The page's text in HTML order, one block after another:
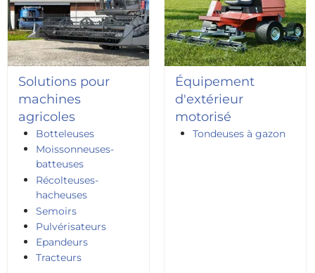
Solutions pour
machines
agricoles
Botteleuses
Moissonneuses-
batteuses
Récolteuses-
hacheuses
Semoirs
Pulvérisateurs
Epandeurs
Tracteurs
Équipement
d'extérieur
motorisé
Tondeuses à gazon